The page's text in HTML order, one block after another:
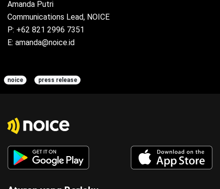
Amanda Putri
Communications Lead, NOICE
P: +62 821 2996 7351
E: amanda@noice.id
noice press release